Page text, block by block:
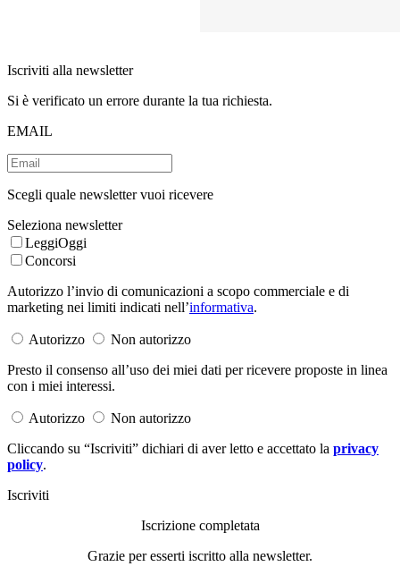
Iscriviti alla newsletter
Si è verificato un errore durante la tua richiesta.
EMAIL
Scegli quale newsletter vuoi ricevere
Seleziona newsletter
LeggiOggi
Concorsi
Autorizzo l’invio di comunicazioni a scopo commerciale e di
marketing nei limiti indicati nell’informativa.
Autorizzo
Non autorizzo
Presto il consenso all’uso dei miei dati per ricevere proposte in linea
con i miei interessi.
Autorizzo
Non autorizzo
Cliccando su “Iscriviti” dichiari di aver letto e accettato la privacy
policy.
Iscriviti
Iscrizione completata
Grazie per esserti iscritto alla newsletter.